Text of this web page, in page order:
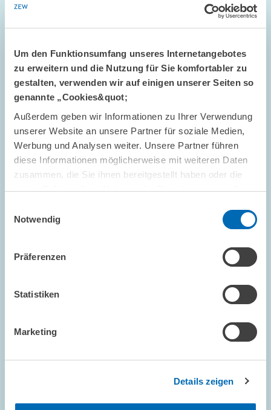
Um den Funktionsumfang unseres Internetangebotes
zu erweitern und die Nutzung für Sie komfortabler zu
gestalten, verwenden wir auf einigen unserer Seiten so
genannte „Cookies&quot;
Außerdem geben wir Informationen zu Ihrer Verwendung
unserer Website an unsere Partner für soziale Medien,
Werbung und Analysen weiter. Unsere Partner führen
diese Informationen möglicherweise mit weiteren Daten
zusammen, die Sie ihnen bereitgestellt haben oder die
sie im Rahmen Ihrer Nutzung der Dienste gesammelt
Notwendig
Präferenzen
Statistiken
Marketing
Details zeigen
VERANSTALTUNGEN // 09.07.2026
Reformdruck in Deutschland: Wie gelingt die
Balance für die Zukunft? // DGB-Vorsitzende
Yasmin Fahimi zu Gast bei
INTERNATIONALES UND...
in
vergrößerter